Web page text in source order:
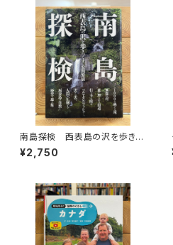
南島探検 西表島の沢を歩きつ
くす
¥2,750